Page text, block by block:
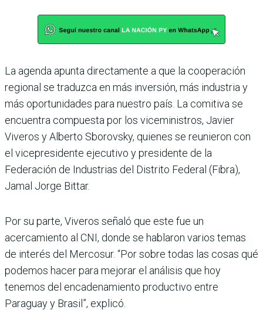
La agenda apunta directa­mente a que la cooperación
regional se traduzca en más inversión, más industria y
más oportunidades para nuestro país. La comitiva se
encuentra compuesta por los viceministros, Javier
Viveros y Alberto Sborovsky, quienes se reunieron con
el vicepresi­dente ejecutivo y presidente de la
Federación de Indus­trias del Distrito Federal (Fibra),
Jamal Jorge Bittar.
Por su parte, Viveros señaló que este fue un
acercamiento al CNI, donde se hablaron varios temas
de interés del Mercosur. “Por sobre todas las cosas qué
podemos hacer para mejorar el análisis que hoy
tenemos del encadena­miento productivo entre
Paraguay y Brasil”, explicó.